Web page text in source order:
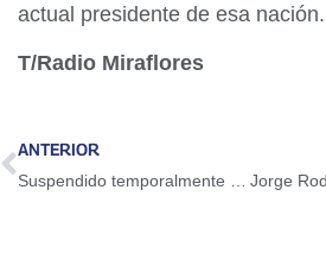
actual presidente de esa nación.
T/Radio Miraflores
ANTERIOR